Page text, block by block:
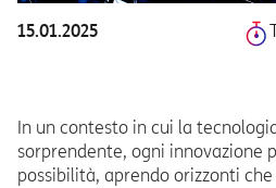
15.01.2025
In un contesto in cui la
sorprendente, ogni innovazione
possibilità, aprendo orizzonti